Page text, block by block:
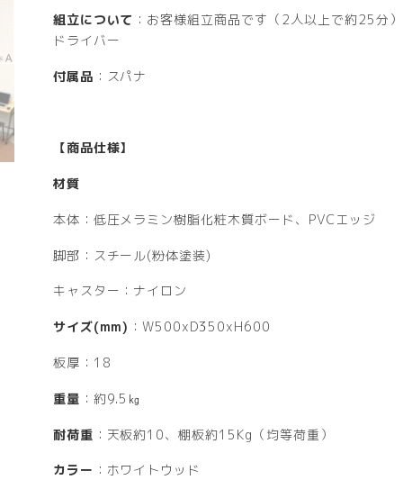
組立について ：お客様組立商品です（2人以上で約25分
ドライバー
付属品 ：スパナ
【商品仕様】
材質
本体：低圧メラミン樹脂化粧木質ボード、PVCエッジ
脚部：スチール(粉体塗装)
キャスター：ナイロン
サイズ(mm) ：W500xD350xH600
板厚：18
重量 ：約9.5㎏
耐荷重 ：天板約10、棚板約15Kg（均等荷重）
カラー ：ホワイトウッド